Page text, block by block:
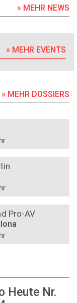
» MEHR NEWS
» MEHR EVENTS
» MEHR DOSSIERS
Pro-AV
Heute Nr.